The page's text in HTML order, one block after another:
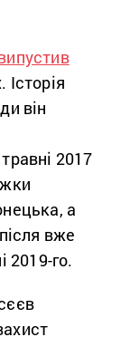
він
2017
а
вже
2019-го.